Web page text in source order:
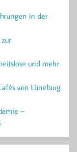
in der
und mehr
von Lüneburg
–